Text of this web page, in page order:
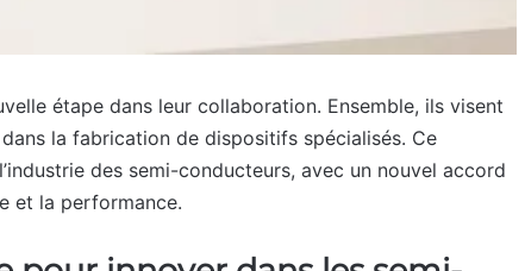
étape dans leur collaboration. Ensemble, ils visent
la fabrication de dispositifs spécialisés. Ce
des semi-conducteurs, avec un nouvel accord
et la performance.